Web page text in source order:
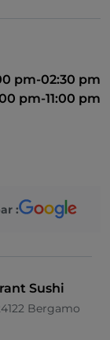
pm-02:30 pm
pm-11:00 pm
:
Sushi
Bergamo